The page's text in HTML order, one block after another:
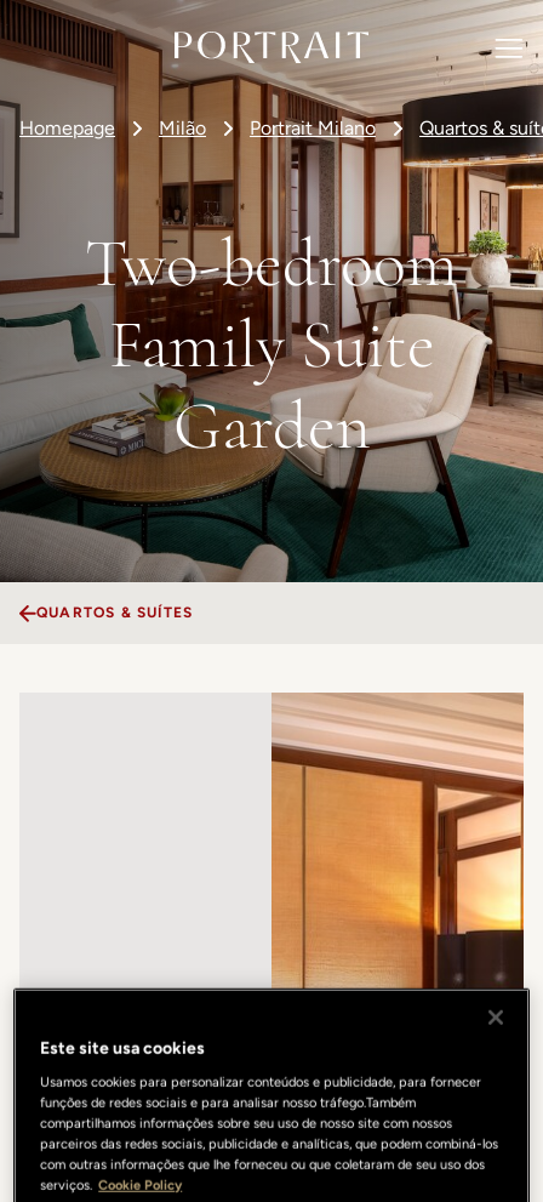
Homepage Milão Portrait Milano Quartos &
Two-bedroom
Family Suite
Garden
QUARTOS & SUÍTES
Este site usa cookies
Usamos cookies para personalizar conteúdos e publicidade, para fornecer
funções de redes sociais e para analisar nosso tráfego.Também
compartilhamos informações sobre seu uso de nosso site com nossos
parceiros das redes sociais, publicidade e analíticas, que podem combiná-los
com outras informações que lhe forneceu ou que coletaram de seu uso dos
serviços. Cookie Policy